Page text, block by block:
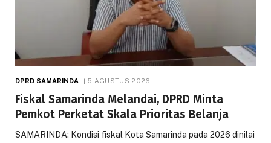
DPRD SAMARINDA 5 AGUSTUS 2026
Fiskal Samarinda Melandai, DPRD Minta
Pemkot Perketat Skala Prioritas Belanja
SAMARINDA: Kondisi fiskal Kota Samarinda pada 2026 dinilai